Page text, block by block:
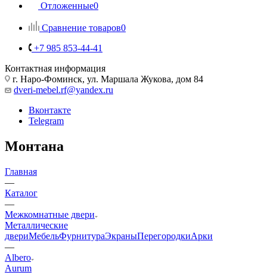
Отложенные0
Сравнение товаров0
+7 985 853-44-41
Контактная информация
г. Наро-Фоминск, ул. Маршала Жукова, дом 84
dveri-mebel.rf@yandex.ru
Вконтакте
Telegram
Монтана
Главная
—
Каталог
—
Межкомнатные двери
Металлические
двериМебельФурнитураЭкраныПерегородкиАрки
—
Albero
Aurum